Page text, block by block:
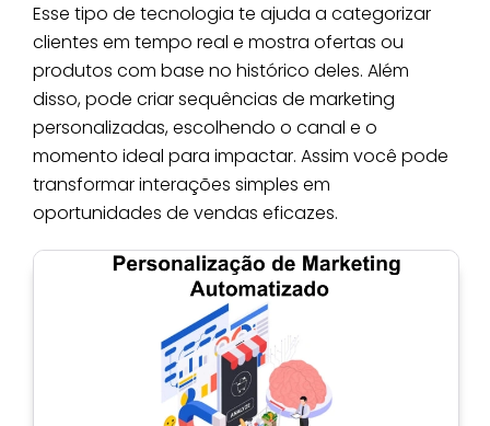
Esse tipo de tecnologia te ajuda a categorizar
clientes em tempo real e mostra ofertas ou
produtos com base no histórico deles. Além
disso, pode criar sequências de marketing
personalizadas, escolhendo o canal e o
momento ideal para impactar. Assim você pode
transformar interações simples em
oportunidades de vendas eficazes.